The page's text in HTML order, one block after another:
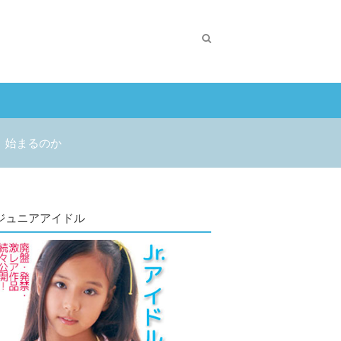
まるのか
ュニアアイドル